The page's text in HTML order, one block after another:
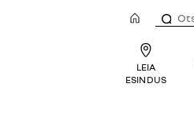
LEIA
ESINDUS